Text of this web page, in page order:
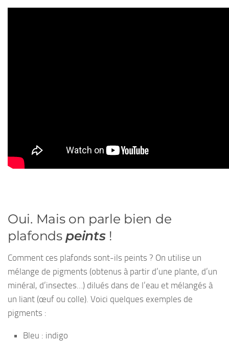
Oui. Mais on parle bien de
plafonds peints !
Comment ces plafonds sont-ils peints ? On utilise un
mélange de pigments (obtenus à partir d’une plante, d’un
minéral, d’insectes…) dilués dans de l’eau et mélangés à
un liant (œuf ou colle). Voici quelques exemples de
pigments :
Bleu : indigo